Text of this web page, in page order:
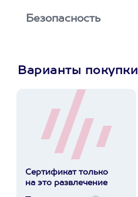
Безопасность
Варианты покупки
Сертификат только
на это развлечение